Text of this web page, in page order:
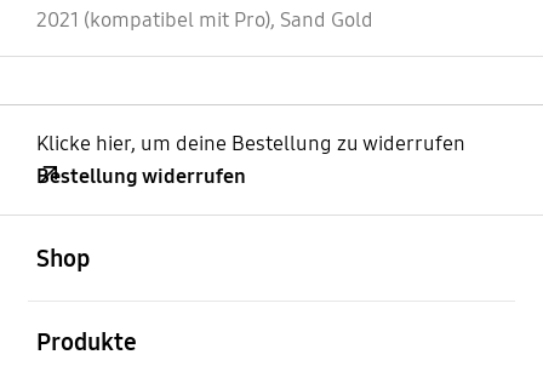
2021 (kompatibel mit Pro), Sand Gold
Klicke hier, um deine Bestellung zu widerrufen
Bestellung widerrufen
Shop
Produkte